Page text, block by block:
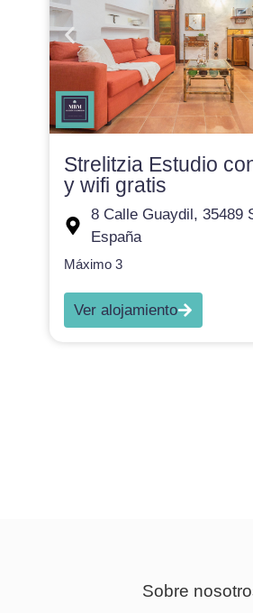
Strelitzia Estudio
y wifi gratis
8 Calle Guaydil, 35489
España
Máximo 3
Ver alojamiento
Sobre